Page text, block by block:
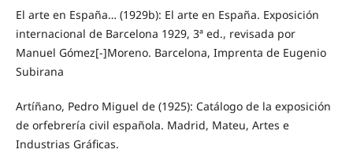
El arte en España… (1929b): El arte en España. Exposición
internacional de Barcelona 1929, 3ª ed., revisada por
Manuel Gómez[-]Moreno. Barcelona, Imprenta de Eugenio
Subirana
Artíñano, Pedro Miguel de (1925): Catálogo de la exposición
de orfebrería civil española. Madrid, Mateu, Artes e
Industrias Gráficas.